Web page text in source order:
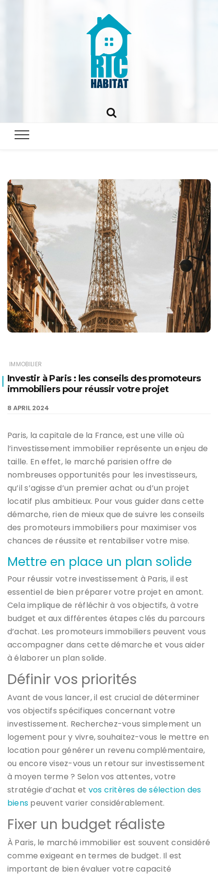
IMMOBILIER
Investir à Paris : les conseils des promoteurs
immobiliers pour réussir votre projet
8 APRIL 2024
Paris, la capitale de la France, est une ville où
l’investissement immobilier représente un enjeu de
taille. En effet, le marché parisien offre de
nombreuses opportunités pour les investisseurs,
qu’il s’agisse d’un premier achat ou d’un projet
locatif plus ambitieux. Pour vous guider dans cette
démarche, rien de mieux que de suivre les conseils
des promoteurs immobiliers pour maximiser vos
chances de réussite et rentabiliser votre mise.
Mettre en place un plan solide
Pour réussir votre investissement à Paris, il est
essentiel de bien préparer votre projet en amont.
Cela implique de réfléchir à vos objectifs, à votre
budget et aux différentes étapes clés du parcours
d’achat. Les promoteurs immobiliers peuvent vous
accompagner dans cette démarche et vous aider
à élaborer un plan solide.
Définir vos priorités
Avant de vous lancer, il est crucial de déterminer
vos objectifs spécifiques concernant votre
investissement. Recherchez-vous simplement un
logement pour y vivre, souhaitez-vous le mettre en
location pour générer un revenu complémentaire,
ou encore visez-vous un retour sur investissement
à moyen terme ? Selon vos attentes, votre
stratégie d’achat et vos critères de sélection des
biens peuvent varier considérablement.
Fixer un budget réaliste
À Paris, le marché immobilier est souvent considéré
comme exigeant en termes de budget. Il est
important de bien évaluer votre capacité